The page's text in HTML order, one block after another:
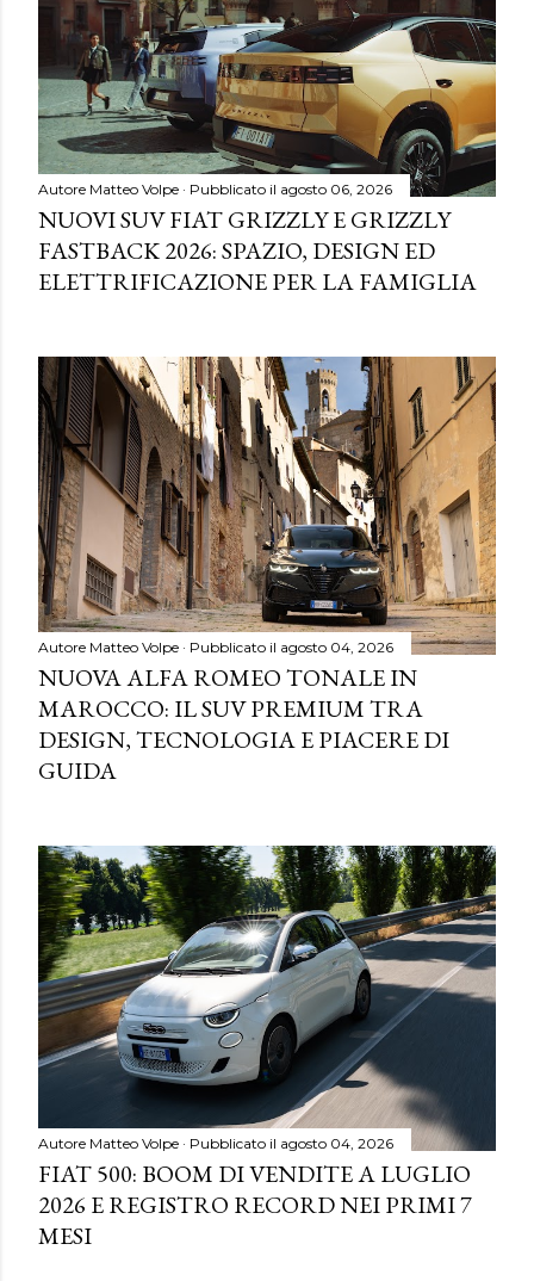
Autore Matteo Volpe Pubblicato il agosto 06, 2026
NUOVI SUV FIAT GRIZZLY E GRIZZLY
FASTBACK 2026: SPAZIO, DESIGN ED
ELETTRIFICAZIONE PER LA FAMIGLIA
Autore Matteo Volpe Pubblicato il agosto 04, 2026
NUOVA ALFA ROMEO TONALE IN
MAROCCO: IL SUV PREMIUM TRA
DESIGN, TECNOLOGIA E PIACERE DI
GUIDA
Autore Matteo Volpe Pubblicato il agosto 04, 2026
FIAT 500: BOOM DI VENDITE A LUGLIO
2026 E REGISTRO RECORD NEI PRIMI 7
MESI